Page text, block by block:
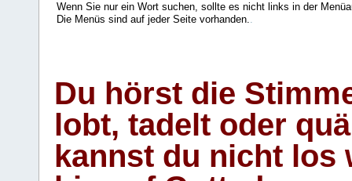
Wenn Sie nur ein Wort suchen, sollte es nicht links in der
Die Menüs sind auf jeder Seite vorhanden..
Du hörst die
lobt, tadelt oder
kannst du nicht los